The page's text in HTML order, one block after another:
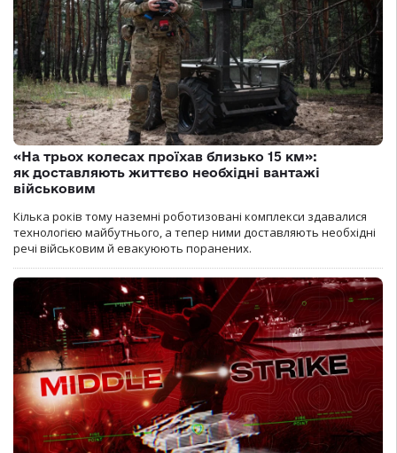
«На трьох колесах проїхав близько 15 км»:
як доставляють життєво необхідні вантажі
військовим
Кілька років тому наземні роботизовані комплекси здавалися
технологією майбутнього, а тепер ними доставляють необхідні
речі військовим й евакуюють поранених.